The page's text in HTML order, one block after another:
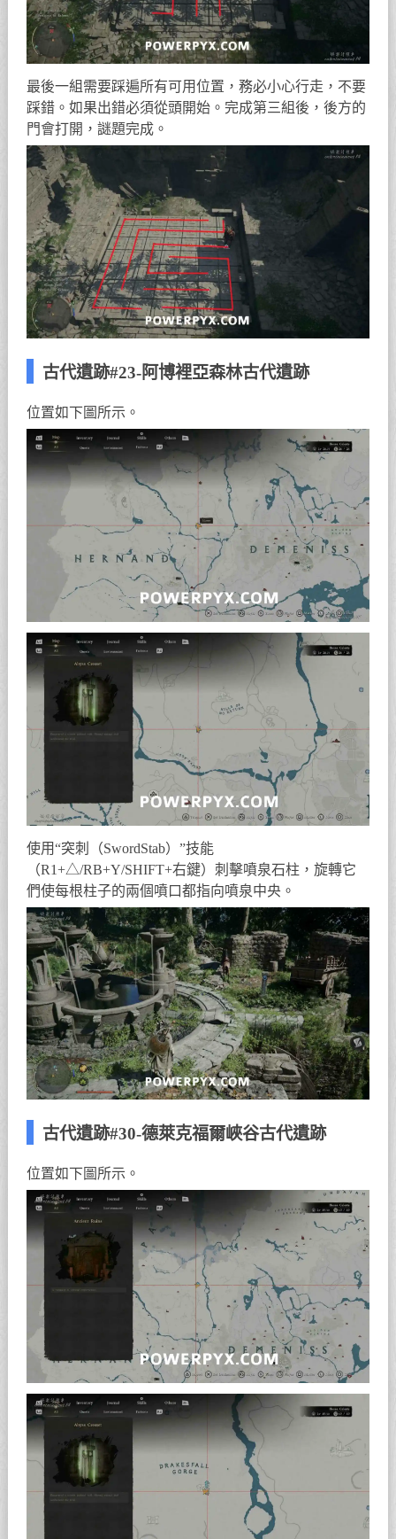
最後一組需要踩遍所有可用位置，務必小心行走，不要
踩錯。如果出錯必須從頭開始。完成第三組後，後方的
門會打開，謎題完成。
古代遺跡#23-阿博裡亞森林古代遺跡
位置如下圖所示。
使用“突刺（SwordStab）”技能
（R1+△/RB+Y/SHIFT+右鍵）刺擊噴泉石柱，旋轉它
們使每根柱子的兩個噴口都指向噴泉中央。
古代遺跡#30-德萊克福爾峽谷古代遺跡
位置如下圖所示。